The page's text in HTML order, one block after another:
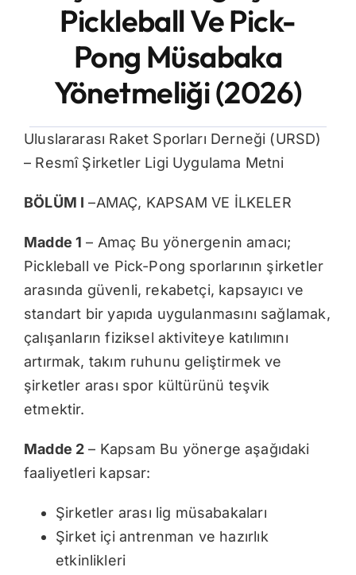
Pickleball Ve Pick-
Pong Müsabaka
Yönetmeliği (2026)
Uluslararası Raket Sporları Derneği (URSD)
– Resmî Şirketler Ligi Uygulama Metni
BÖLÜM I –AMAÇ, KAPSAM VE İLKELER
Madde 1 – Amaç Bu yönergenin amacı;
Pickleball ve Pick-Pong sporlarının şirketler
arasında güvenli, rekabetçi, kapsayıcı ve
standart bir yapıda uygulanmasını sağlamak,
çalışanların fiziksel aktiviteye katılımını
artırmak, takım ruhunu geliştirmek ve
şirketler arası spor kültürünü teşvik
etmektir.
Madde 2 – Kapsam Bu yönerge aşağıdaki
faaliyetleri kapsar:
Şirketler arası lig müsabakaları
Şirket içi antrenman ve hazırlık
etkinlikleri